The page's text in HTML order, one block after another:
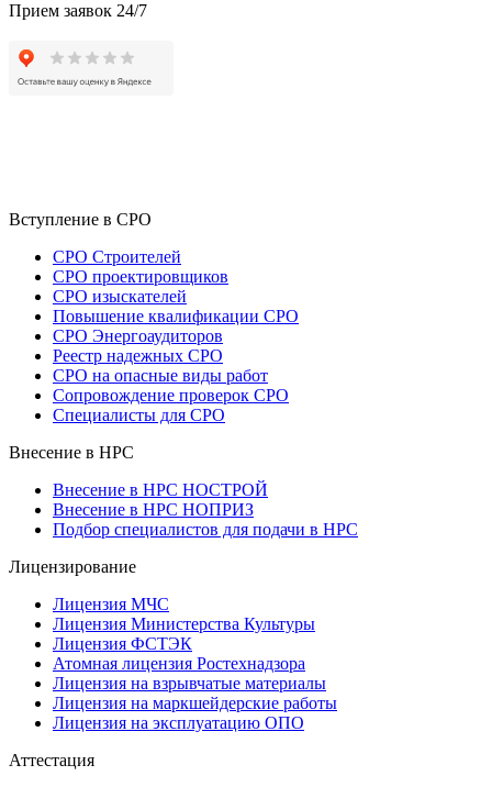
Прием заявок 24/7
Вступление в СРО
СРО Строителей
СРО проектировщиков
СРО изыскателей
Повышение квалификации СРО
СРО Энергоаудиторов
Реестр надежных СРО
СРО на опасные виды работ
Сопровождение проверок СРО
Специалисты для СРО
Внесение в НРС
Внесение в НРС НОСТРОЙ
Внесение в НРС НОПРИЗ
Подбор специалистов для подачи в НРС
Лицензирование
Лицензия МЧС
Лицензия Министерства Культуры
Лицензия ФСТЭК
Атомная лицензия Ростехнадзора
Лицензия на взрывчатые материалы
Лицензия на маркшейдерские работы
Лицензия на эксплуатацию ОПО
Аттестация